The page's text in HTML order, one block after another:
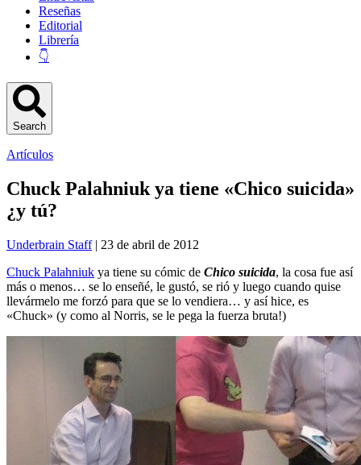
Reseñas
Editorial
Librería
👇
Search
Artículos
Chuck Palahniuk ya tiene «Chico suicida»
¿y tú?
Underbrain Staff| 23 de abril de 2012
Chuck Palahniuk ya tiene su cómic de Chico suicida, la cosa fue así
más o menos… se lo enseñé, le gustó, se rió y luego cuando quise
llevármelo me forzó para que se lo vendiera… y así hice, es
«Chuck» (y como al Norris, se le pega la fuerza bruta!)